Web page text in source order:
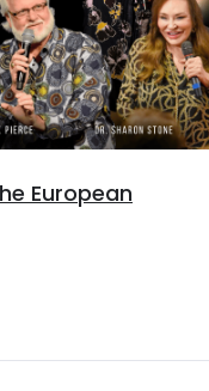
European